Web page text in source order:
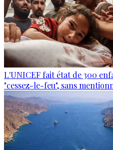
L'UNICEF fait état de 300
"cessez-le-feu", sans